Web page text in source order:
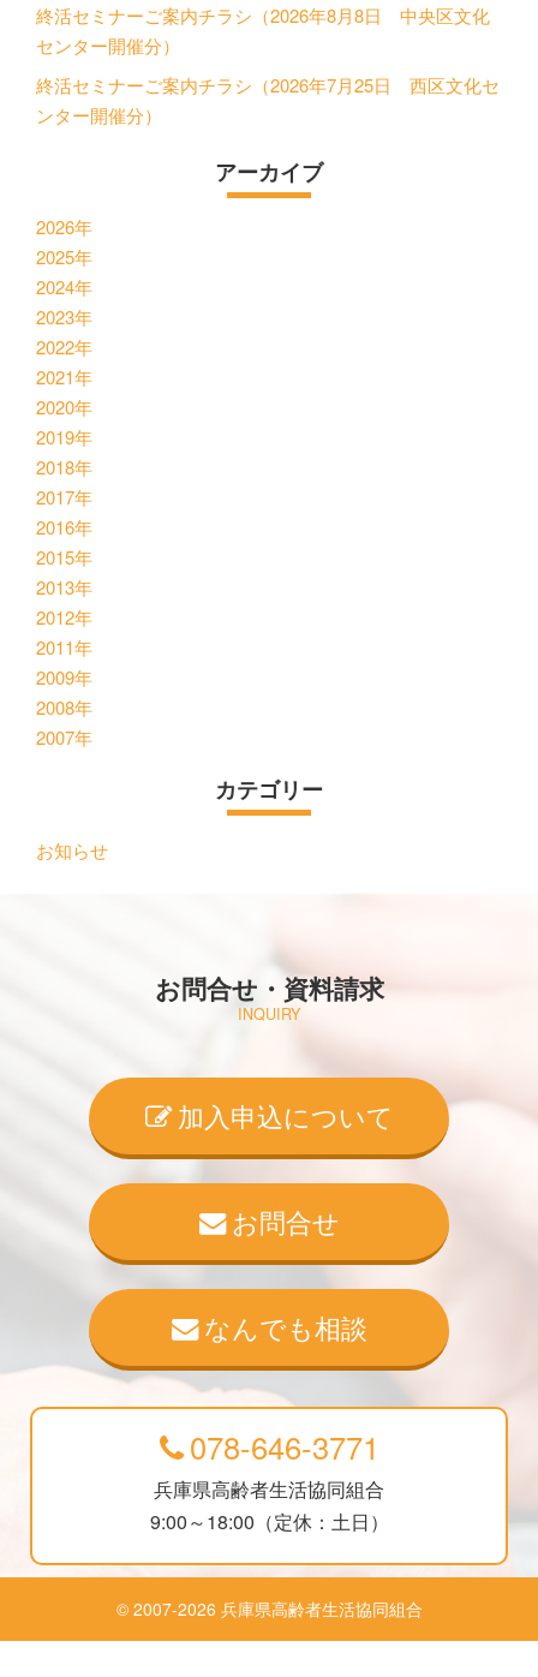
終活セミナーご案内チラシ（2026年8月8日 中央区文化
センター開催分）
終活セミナーご案内チラシ（2026年7月25日 西区文化セ
ンター開催分）
アーカイブ
2026年
2025年
2024年
2023年
2022年
2021年
2020年
2019年
2018年
2017年
2016年
2015年
2013年
2012年
2011年
2009年
2008年
2007年
カテゴリー
お知らせ
お問合せ・資料請求
INQUIRY
加入申込について
お問合せ
なんでも相談
078-646-3771
兵庫県高齢者生活協同組合
9:00～18:00（定休：土日）
© 2007-2026 兵庫県高齢者生活協同組合